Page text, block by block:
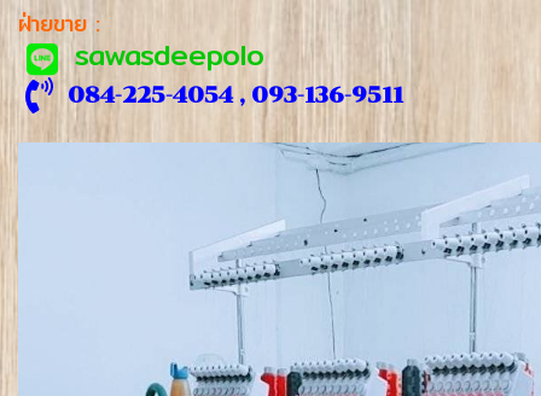
ฝ่ายขาย :
sawasdeepolo
084-225-4054 , 093-136-9511